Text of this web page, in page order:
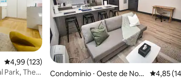
4,99 de uma avaliação média de 5, 123 avaliações
4,99 (123)
Park, The
Condomínio ⋅ Oeste de Nov
4,85 de
4,85